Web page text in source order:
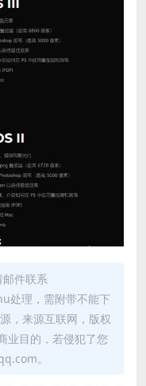
邮件联系
处理，需附带不能下
，来源互联网，版权
业目的，若侵犯了您
。